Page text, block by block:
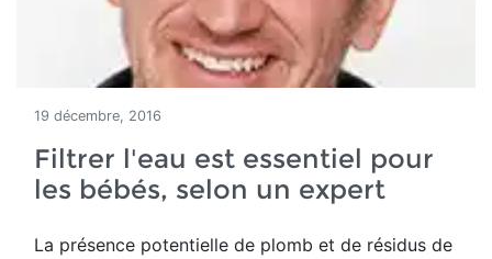
19 décembre, 2016
Filtrer l'eau est essentiel pour
les bébés, selon un expert
La présence potentielle de plomb et de résidus de